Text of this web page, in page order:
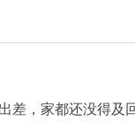
差，家都还没得及